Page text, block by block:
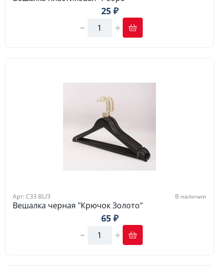
25 ₽
Арт: C33 ВL/З В наличии
Вешалка черная "Крючок Золото"
65 ₽